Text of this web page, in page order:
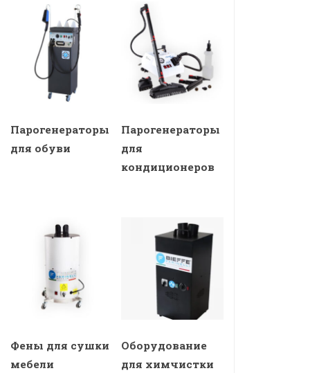
Парогенераторы
для обуви
Парогенераторы
для
кондиционеров
Фены для сушки
мебели
Оборудование
для химчистки